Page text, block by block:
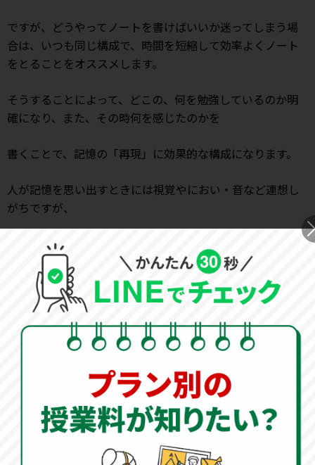
ですが、どうやってノートを書けばいいか迷ってしまう場
合は、いつも同じ構成で、時間を短縮して効率よくノート
をとることをオススメします。
そうすることによって、どこの、何を勉強しているのか明
確になり、また、その時何を感じたのかを
書くことで、記憶の「再現」に効果的な構成になります。
人が記憶を思い出すときには視覚やにおい・音など連想し
がちですが、
その時の 感情
ゆとりをもってノートを大胆に使う
もったいないと思わずに、ノートには余白をとりながら書
き込んでいきましょう。
一度きりではなく、何度も新しい情報に更新できるノート
が出来上がります。